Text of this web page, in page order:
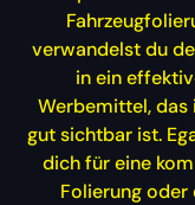
verwandelst du
in ein
Werbemittel, das
gut sichtbar ist.
dich für eine
Folierung oder